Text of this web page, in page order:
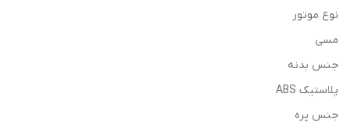
نوع موتور
مسی
جنس بدنه
پلاستیک ABS
جنس پره